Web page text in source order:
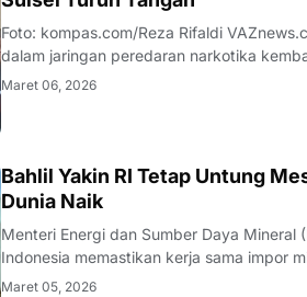
Foto: kompas.com/Reza Rifaldi VAZnews.com - Kasus dugaan keterlibatan aparat kepolisian
dalam jaringan peredaran narkotika
polisi yang menjabat sebagai Kepala
Maret 06, 2026
Bahlil Yakin RI Tetap Untung
Dunia Naik
Menteri Energi dan Sumber Daya Mineral (ESDM) Bahlil
Indonesia memastikan kerja sama impor
keuntungan bagi negara, bahkan ketika
Maret 05, 2026